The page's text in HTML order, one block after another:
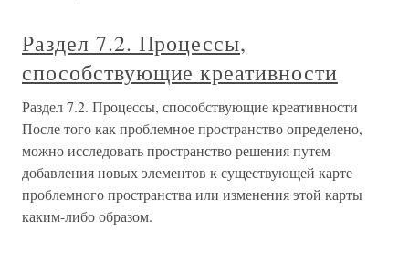
Раздел 7.2. Процессы,
способствующие креативности
Раздел 7.2. Процессы, способствующие креативности
После того как проблемное пространство определено,
можно исследовать пространство решения путем
добавления новых элементов к существующей карте
проблемного пространства или изменения этой карты
каким-либо образом.